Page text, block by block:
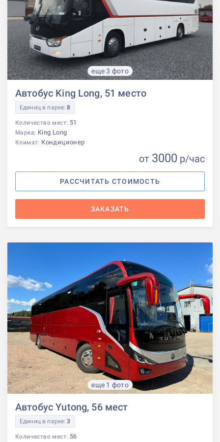
еще 3 фото
Автобус King Long, 51 место
Единиц в парке:8
Количество мест: 51
Марка: King Long
Климат: Кондиционер
от 3000 р/час
РАССЧИТАТЬ СТОИМОСТЬ
ЗАКАЗАТЬ
еще 1 фото
Автобус Yutong, 56 мест
Единиц в парке:3
Количество мест: 56